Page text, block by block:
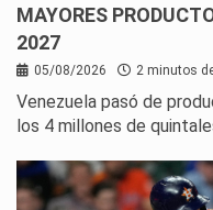
MAYORES
2027
05/08/2026 2 minutos
Venezuela pasó de
los 4 millones de